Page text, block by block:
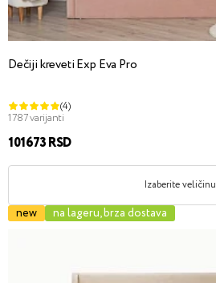
Dečiji kreveti Exp Eva Pro
(4)
1787 varijanti
101673 RSD
Izaberite veličinu
new na lageru, brza dostava